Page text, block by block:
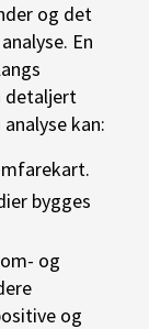
og det
En
detaljert
kan:
bygges
og
og